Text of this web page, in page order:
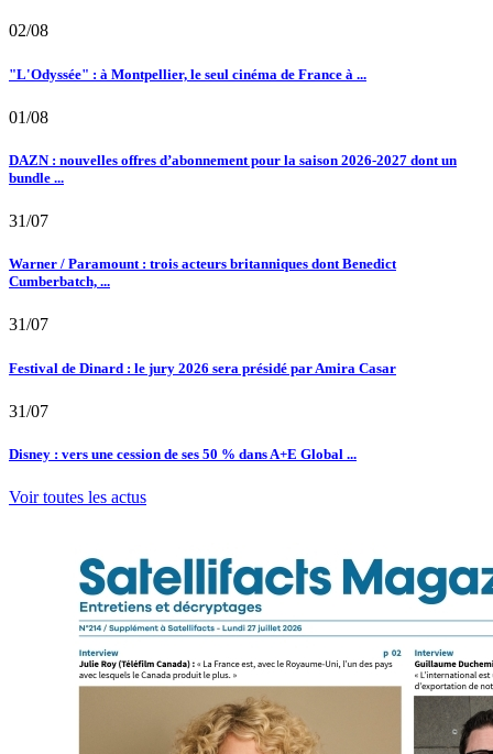
02/08
"L'Odyssée" : à Montpellier, le seul cinéma de France à ...
01/08
DAZN : nouvelles offres d’abonnement pour la saison 2026-2027 dont un
bundle ...
31/07
Warner / Paramount : trois acteurs britanniques dont Benedict
Cumberbatch, ...
31/07
Festival de Dinard : le jury 2026 sera présidé par Amira Casar
31/07
Disney : vers une cession de ses 50 % dans A+E Global ...
Voir toutes les actus